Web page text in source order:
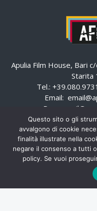
Apulia Film House, Bari
Starita
Tel.:
Email:
Pec:
Questo sito o gli
avvalgono di cookie
finalità illustrate nella
negare il consenso a tutti
policy. Se vuoi